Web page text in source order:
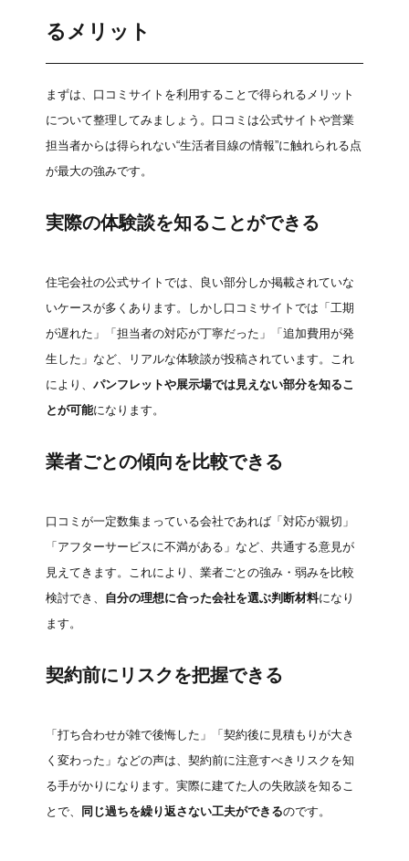
るメリット
まずは、口コミサイトを利用することで得られるメリット
について整理してみましょう。口コミは公式サイトや営業
担当者からは得られない“生活者目線の情報”に触れられる点
が最大の強みです。
実際の体験談を知ることができる
住宅会社の公式サイトでは、良い部分しか掲載されていな
いケースが多くあります。しかし口コミサイトでは「工期
が遅れた」「担当者の対応が丁寧だった」「追加費用が発
生した」など、リアルな体験談が投稿されています。これ
により、 パンフレットや展示場では見えない部分を知るこ
とが可能になります。
業者ごとの傾向を比較できる
口コミが一定数集まっている会社であれば「対応が親切」
「アフターサービスに不満がある」など、共通する意見が
見えてきます。これにより、業者ごとの強み・弱みを比較
検討でき、 自分の理想に合った会社を選ぶ判断材料になり
ます。
契約前にリスクを把握できる
「打ち合わせが雑で後悔した」「契約後に見積もりが大き
く変わった」などの声は、契約前に注意すべきリスクを知
る手がかりになります。実際に建てた人の失敗談を知るこ
とで、
同じ過ちを繰り返さない工夫ができるのです。